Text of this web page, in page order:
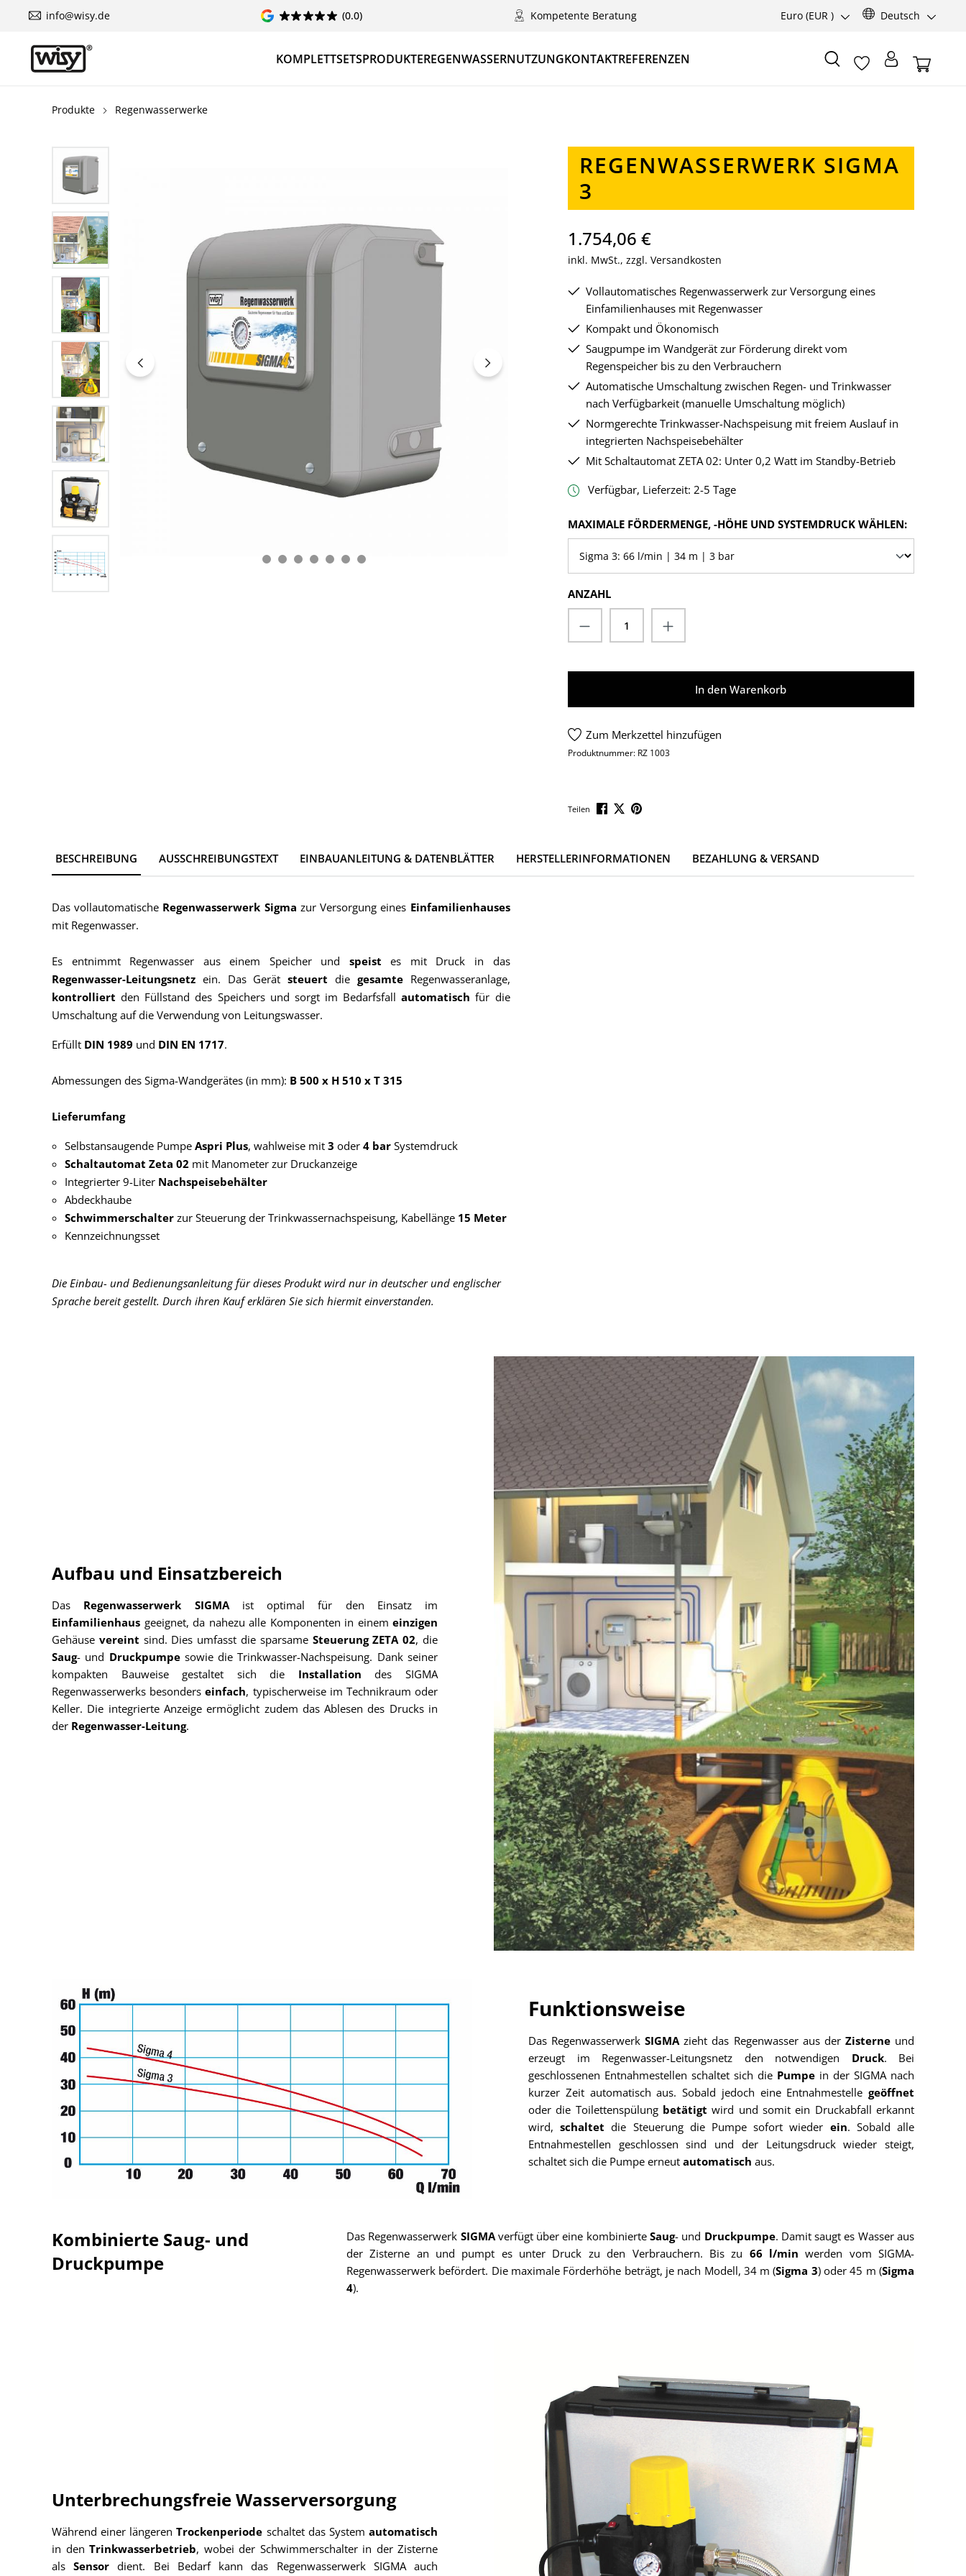
info@wisy.de (0.0) Kompetente Beratung Euro (EUR ) Deutsch
KOMPLETTSETSPRODUKTEREGENWASSERNUTZUNGKONTAKTREFERENZEN
Produkte Regenwasserwerke
Bildergalerie überspringen
REGENWASSERWERK SIGMA
3
1.754,06 €
inkl. MwSt., zzgl. Versandkosten
Vollautomatisches Regenwasserwerk zur Versorgung eines
Einfamilienhauses mit Regenwasser
Kompakt und Ökonomisch
Saugpumpe im Wandgerät zur Förderung direkt vom
Regenspeicher bis zu den Verbrauchern
Automatische Umschaltung zwischen Regen- und Trinkwasser
nach Verfügbarkeit (manuelle Umschaltung möglich)
Normgerechte Trinkwasser-Nachspeisung mit freiem Auslauf in
integrierten Nachspeisebehälter
Mit Schaltautomat ZETA 02: Unter 0,2 Watt im Standby-Betrieb
Verfügbar, Lieferzeit: 2-5 Tage
MAXIMALE FÖRDERMENGE, -HÖHE UND SYSTEMDRUCK WÄHLEN:
ANZAHL
Produkt Anzahl: Gib den gewünschten Wert ein
In den Warenkorb
Zum Merkzettel hinzufügen
Produktnummer: RZ 1003
Teilen
BESCHREIBUNG AUSSCHREIBUNGSTEXT EINBAUANLEITUNG & DATENBLÄTTER HERSTELLERINFORMATIONEN BEZAHLUNG & VERSAND
Das vollautomatische Regenwasserwerk Sigma zur Versorgung eines Einfamilienhauses
mit Regenwasser.
Es entnimmt Regenwasser aus einem Speicher und speistes mit Druck in das
Regenwasser-Leitungsnetz ein. Das Gerätsteuert die gesamte Regenwasseranlage,
kontrolliertden Füllstand des Speichers und sorgt im Bedarfsfallautomatischfür die
Umschaltung auf die Verwendung von Leitungswasser.
Erfüllt DIN 1989 und DIN EN 1717.
Abmessungen des Sigma-Wandgerätes (in mm): B 500 x H 510 x T 315
Lieferumfang
Selbstansaugende Pumpe Aspri Plus, wahlweise mit 3 oder 4 bar Systemdruck
Schaltautomat Zeta 02 mit Manometer zur Druckanzeige
Integrierter 9-Liter Nachspeisebehälter
Abdeckhaube
Schwimmerschalter zur Steuerung der Trinkwassernachspeisung, Kabellänge 15 Meter
Kennzeichnungsset
Die Einbau- und Bedienungsanleitung für dieses Produkt wird nur in deutscher und englischer
Sprache bereit gestellt. Durch ihren Kauf erklären Sie sich hiermit einverstanden.
Aufbau und Einsatzbereich
Das Regenwasserwerk SIGMAist optimal für den Einsatz im
Einfamilienhaus geeignet, da nahezu alle Komponenten in einem einzigen
Gehäuse vereint sind. Dies umfasst die sparsame Steuerung ZETA 02, die
Saug- und Druckpumpe sowie die Trinkwasser-Nachspeisung. Dank seiner
kompakten Bauweise gestaltet sich die Installationdes SIGMA
Regenwasserwerks besonderseinfach, typischerweise im Technikraum oder
Keller. Die integrierte Anzeige ermöglicht zudem das Ablesen des Drucks in
der Regenwasser-Leitung.
Funktionsweise
Das RegenwasserwerkSIGMAzieht das Regenwasser aus der Zisterne und
erzeugt im Regenwasser-Leitungsnetz den notwendigen Druck. Bei
geschlossenen Entnahmestellen schaltet sich die Pumpe in der SIGMA nach
kurzer Zeit automatisch aus. Sobald jedoch eine Entnahmestelle geöffnet
oder die Toilettenspülung betätigtwird und somit ein Druckabfall erkannt
wird,schaltetdie Steuerung die Pumpe sofort wieder ein. Sobald alle
Entnahmestellen geschlossen sind und der Leitungsdruck wieder steigt,
schaltet sich die Pumpe erneut automatisch aus.
Kombinierte Saug- und
Druckpumpe
Das Regenwasserwerk SIGMAverfügt über eine kombinierteSaug- und Druckpumpe. Damit saugt es Wasser aus
der Zisterne an und pumpt es unter Druck zu den Verbrauchern. Bis zu 66 l/min werden vom SIGMA-
Regenwasserwerk befördert. Die maximale Förderhöhe beträgt, je nach Modell, 34 m (Sigma 3) oder 45 m (Sigma
4).
Unterbrechungsfreie Wasserversorgung
Während einer längerenTrockenperiode schaltet das Systemautomatisch
in den Trinkwasserbetrieb, wobei der Schwimmerschalter in der Zisterne
alsSensordient. Bei Bedarf kann das Regenwasserwerk SIGMA auch